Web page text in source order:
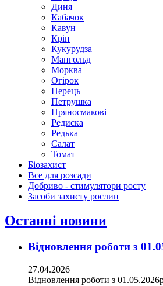
Диня
Кабачок
Кавун
Кріп
Кукурудза
Мангольд
Морква
Огірок
Перець
Петрушка
Пряносмакові
Редиска
Редька
Салат
Томат
Біозахист
Все для розсади
Добриво - стимулятори росту
Засоби захисту рослин
Останні новини
Відновлення роботи з
27.04.2026
Відновлення роботи з